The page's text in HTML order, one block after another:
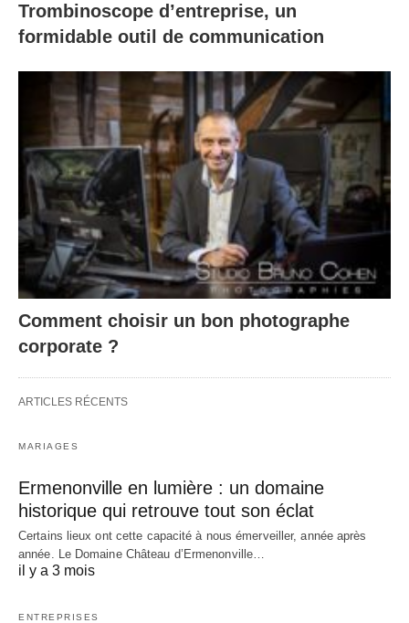
Trombinoscope d’entreprise, un
formidable outil de communication
Comment choisir un bon photographe
corporate ?
ARTICLES RÉCENTS
MARIAGES
Ermenonville en lumière : un domaine
historique qui retrouve tout son éclat
Certains lieux ont cette capacité à nous émerveiller, année après
année. Le Domaine Château d’Ermenonville…
il y a 3 mois
ENTREPRISES